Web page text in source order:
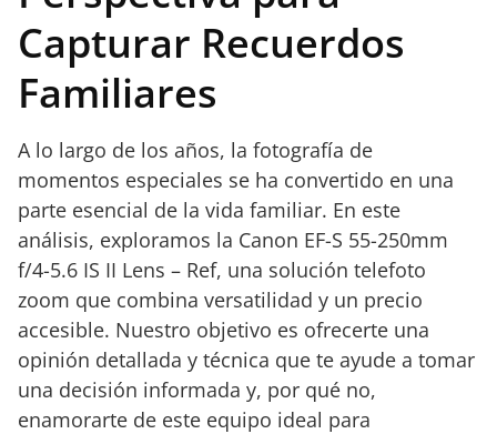
Capturar Recuerdos
Familiares
A lo largo de los años, la fotografía de
momentos especiales se ha convertido en una
parte esencial de la vida familiar. En este
análisis, exploramos la Canon EF-S 55-250mm
f/4-5.6 IS II Lens – Ref, una solución telefoto
zoom que combina versatilidad y un precio
accesible. Nuestro objetivo es ofrecerte una
opinión detallada y técnica que te ayude a tomar
una decisión informada y, por qué no,
enamorarte de este equipo ideal para